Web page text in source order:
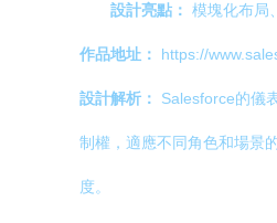
設計亮點： 模塊化布局
作品地址： https://
設計解析： Salesforce的儀
制權，適應不同角色和場景
度。